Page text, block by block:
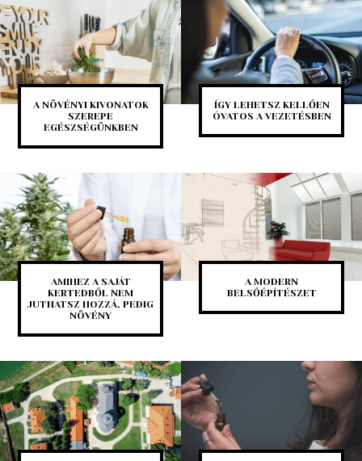
A NÖVÉNYI KIVONATOK
SZEREPE
EGÉSZSÉGÜNKBEN
ÍGY LEHETSZ KELLŐEN
ÓVATOS A VEZETÉSBEN
AMIHEZ A SAJÁT
KERTEDBŐL NEM
JUTHATSZ HOZZÁ, PEDIG
NÖVÉNY
A MODERN
BELSŐÉPÍTÉSZET